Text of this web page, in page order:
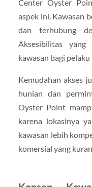
Center Oyster
aspek ini. Kawasan
dan terhubung
Aksesibilitas
kawasan bagi
Kemudahan akses
hunian dan
Oyster Point
karena lokasinya
kawasan lebih
komersial yang